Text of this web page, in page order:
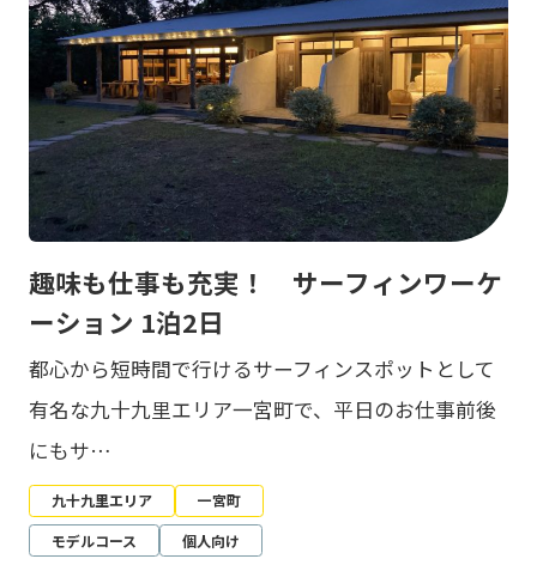
趣味も仕事も充実！ サーフィンワーケ
ーション 1泊2日
都心から短時間で行けるサーフィンスポットとして
有名な九十九里エリア一宮町で、平日のお仕事前後
にもサ…
九十九里エリア
一宮町
モデルコース
個人向け